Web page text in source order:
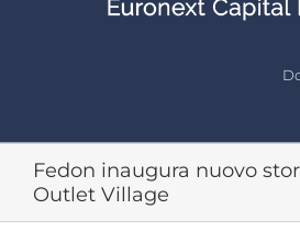
Fedon inaugura nuovo
Outlet Village